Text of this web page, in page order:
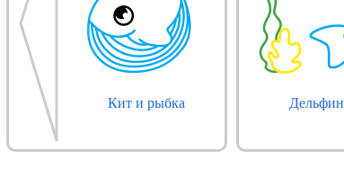
Кит и рыбка Дельфин